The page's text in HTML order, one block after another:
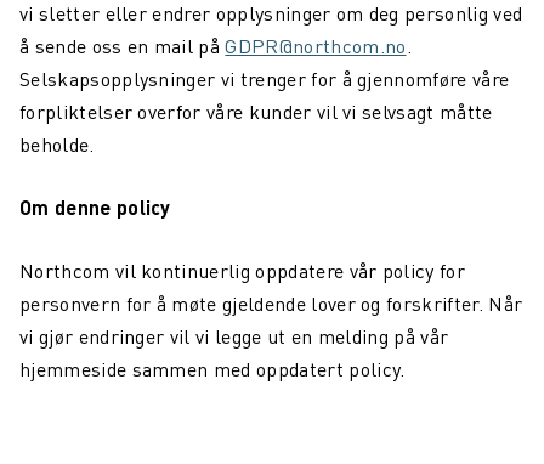
vi sletter eller endrer opplysninger om deg personlig ved
å sende oss en mail påGDPR@northcom.no.
Selskapsopplysninger vi trenger for å gjennomføre våre
forpliktelser overfor våre kunder vil vi selvsagt måtte
beholde.
Om denne policy
Northcom vil kontinuerlig oppdatere vår policy for
personvern for å møte gjeldende lover og forskrifter. Når
vi gjør endringer vil vi legge ut en melding på vår
hjemmeside sammen med oppdatert policy.